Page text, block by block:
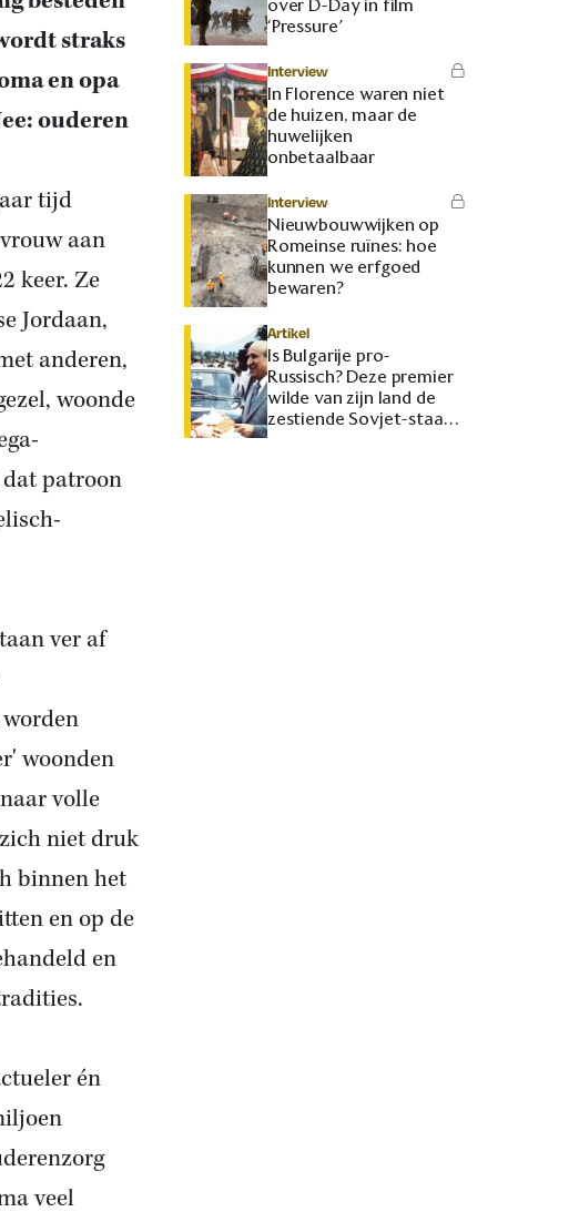
straks
en opa
ouderen
tijd
aan
keer. Ze
Jordaan,
anderen,
woonde
patroon
ver af
woonden
volle
niet druk
binnen het
en op de
en
én
veel
over D-Day in film
‘Pressure’
Interview
In Florence waren niet
de huizen, maar de
huwelijken
onbetaalbaar
Interview
Nieuwbouwwijken op
Romeinse ruïnes: hoe
kunnen we erfgoed
bewaren?
Artikel
Is Bulgarije pro-
Russisch? Deze premier
wilde van zijn land de
zestiende Sovjet-staat
maken